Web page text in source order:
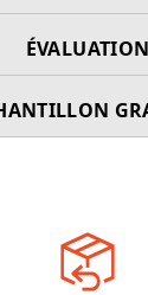
ÉVALUATION